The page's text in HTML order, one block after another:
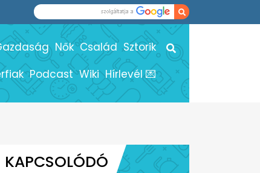
Nők Család Sztorik
Podcast Wiki Hírlevél 💌
KAPCSOLÓDÓ